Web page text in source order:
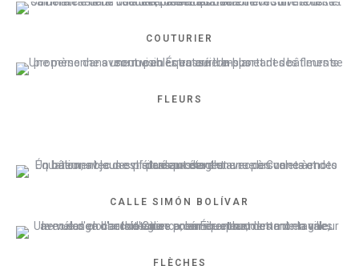
COUTURIER
FLEURS
CALLE SIMÓN BOLÍVAR
FLÈCHES